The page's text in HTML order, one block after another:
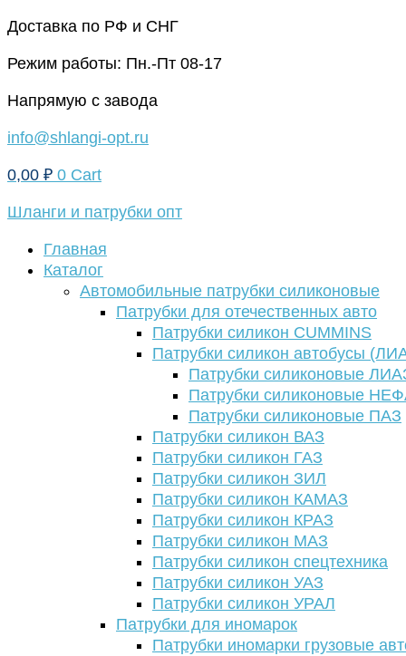
Перейти
содержимому
Доставка по РФ и СНГ
Режим работы: Пн.-Пт 08-17
Напрямую с завода
info@shlangi-opt.ru
0,00 ₽ 0 Cart
Шланги и патрубки опт
Главная
Каталог
Автомобильные патрубки силиконовые
Патрубки для отечественных авто
Патрубки силикон CUMMINS
Патрубки силикон автобусы
Патрубки силиконовые
Патрубки силиконовые
Патрубки силиконовые ПАЗ
Патрубки силикон ВАЗ
Патрубки силикон ГАЗ
Патрубки силикон ЗИЛ
Патрубки силикон КАМАЗ
Патрубки силикон КРАЗ
Патрубки силикон МАЗ
Патрубки силикон спецтехника
Патрубки силикон УАЗ
Патрубки силикон УРАЛ
Патрубки для иномарок
Патрубки иномарки грузовые